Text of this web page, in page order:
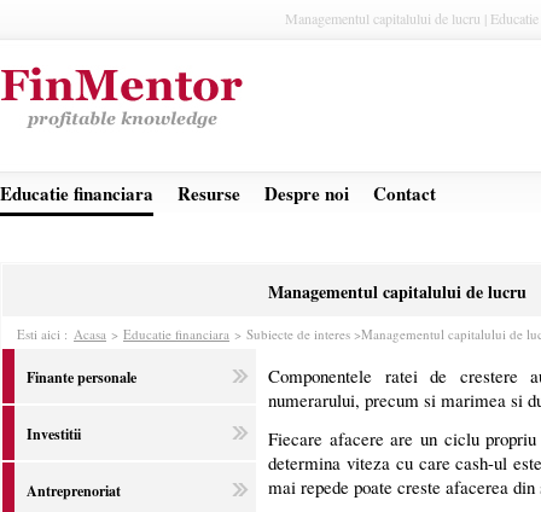
Managementul capitalului de lucru |
Educatie financiara Resurse Despre noi Contact
Managementul capitalului de lucru
Esti aici : Acasa > Educatie financiara > Subiecte de interes >Managementul capitalului de
Finante personale
Investitii
Antreprenoriat
Componentele ratei de crestere
numerarului, precum si marimea si
Fiecare afacere are un ciclu
determina viteza cu care cash-ul
mai repede poate creste afacerea din